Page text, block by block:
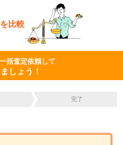
比較
括査定依頼して
しょう！
完了